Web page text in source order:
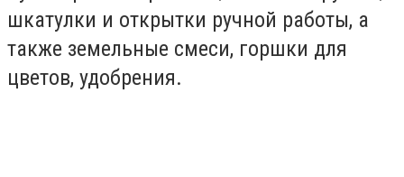
шкатулки и открытки ручной работы, а
также земельные смеси, горшки для
цветов, удобрения.